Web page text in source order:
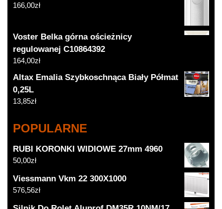
166,00zł
Voster Belka górna ościeżnicy
regulowanej C10864392
164,00zł
Altax Emalia Szybkoschnąca Biały Półmat
0,25L
13,85zł
POPULARNE
RUBI KORONKI WIDIOWE 27mm 4960
50,00zł
Viessmann Vkm 22 300X1000
576,56zł